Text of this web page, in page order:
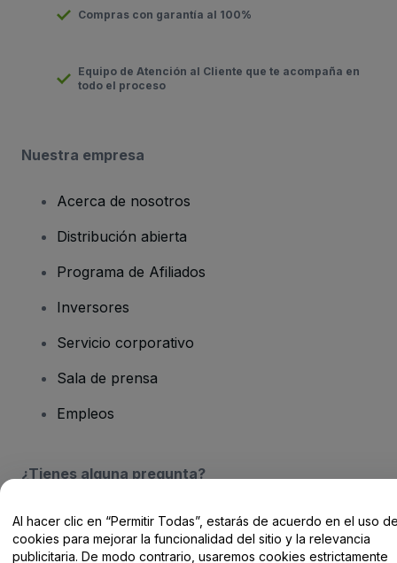
Compras con garantía al 100%
Equipo de Atención al Cliente que te acompaña en
todo el proceso
Nuestra empresa
Acerca de nosotros
Distribución abierta
Programa de Afiliados
Inversores
Servicio corporativo
Sala de prensa
Empleos
¿Tienes alguna pregunta?
Centro de Ayuda / Contacto
Al hacer clic en “Permitir Todas”, estarás de acuerdo en el uso
cookies para mejorar la funcionalidad del sitio y la relevancia
publicitaria. De modo contrario, usaremos cookies estrictamente